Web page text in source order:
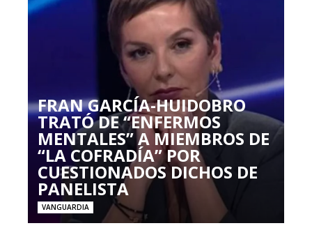
FRAN GARCÍA-HUIDOBRO
TRATÓ DE “ENFERMOS
MENTALES” A MIEMBROS DE
“LA COFRADÍA” POR
CUESTIONADOS DICHOS DE
PANELISTA
VANGUARDIA